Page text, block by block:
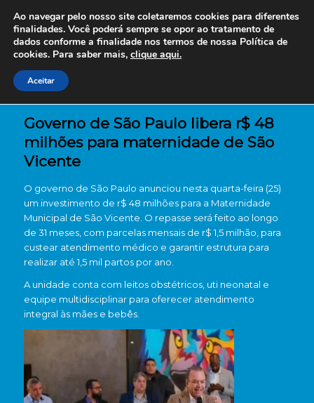
Governo de São Paulo libera r$ 48
milhões para maternidade de São
Vicente
O governo de São Paulo anunciou nesta quarta-feira (25)
um investimento de r$ 48 milhões para a Maternidade
Municipal de São Vicente. O repasse será feito ao longo
de 31 meses, com parcelas mensais de r$ 1,5 milhão, para
custear atendimento médico e garantir estrutura para
realizar até 1,5 mil partos por ano.
A unidade conta com leitos obstétricos, uti neonatal e
equipe multidisciplinar para oferecer atendimento
integral às mães e bebês.
Ao navegar pelo nosso site coletaremos cookies para diferentes
finalidades. Você poderá sempre se opor ao tratamento de
dados conforme a finalidade nos termos de nossa Política de
cookies. Para saber mais, clique aqui.
Aceitar